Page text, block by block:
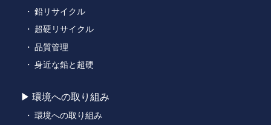
鉛リサイクル
超硬リサイクル
品質管理
身近な鉛と超硬
環境への取り組み
環境への取り組み